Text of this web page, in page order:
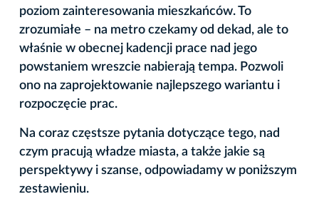
poziom zainteresowania mieszkańców. To
zrozumiałe – na metro czekamy od dekad, ale to
właśnie w obecnej kadencji prace nad jego
powstaniem wreszcie nabierają tempa. Pozwoli
ono na zaprojektowanie najlepszego wariantu i
rozpoczęcie prac.
Na coraz częstsze pytania dotyczące tego, nad
czym pracują władze miasta, a także jakie są
perspektywy i szanse, odpowiadamy w poniższym
zestawieniu.